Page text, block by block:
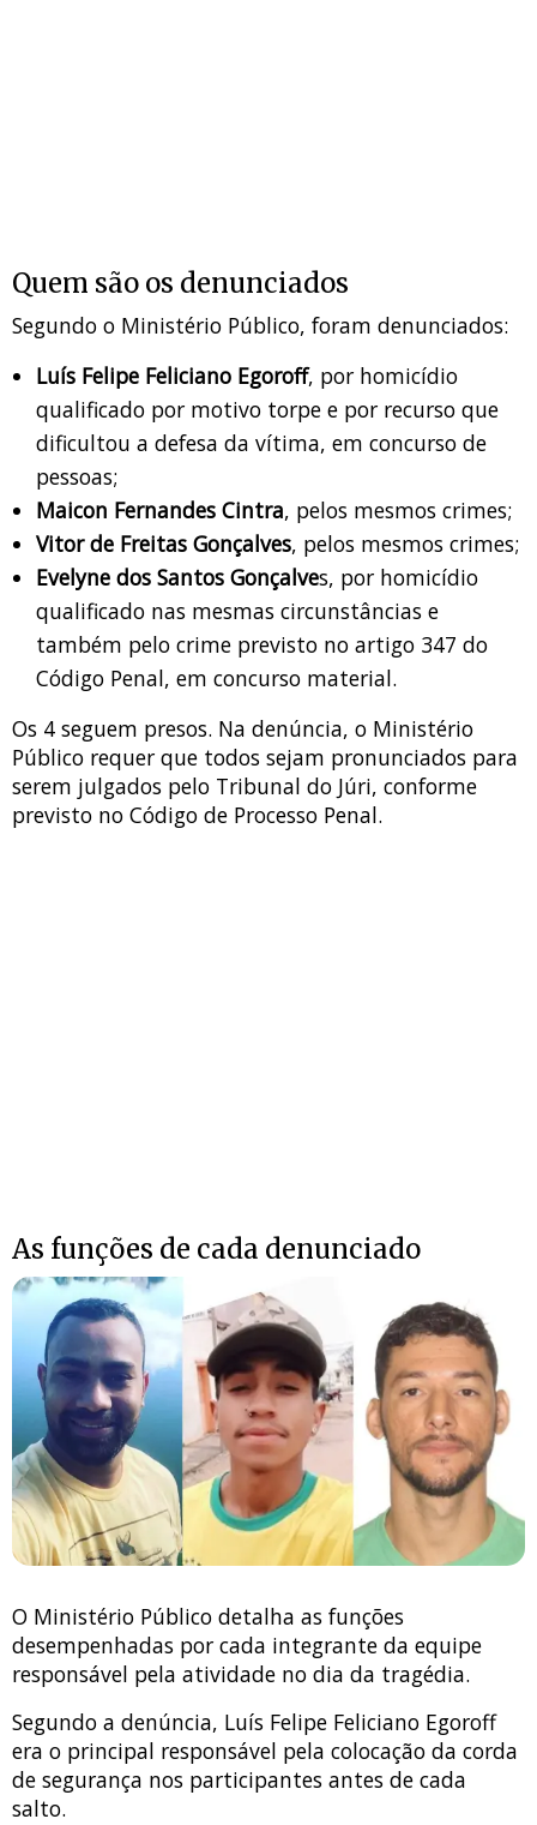
Quem são os denunciados
Segundo o Ministério Público, foram denunciados:
Luís Felipe Feliciano Egoroff, por homicídio
qualificado por motivo torpe e por recurso que
dificultou a defesa da vítima, em concurso de
pessoas;
Maicon Fernandes Cintra, pelos mesmos crimes;
Vitor de Freitas Gonçalves, pelos mesmos crimes;
Evelyne dos Santos Gonçalves, por homicídio
qualificado nas mesmas circunstâncias e
também pelo crime previsto no artigo 347 do
Código Penal, em concurso material.
Os 4 seguem presos. Na denúncia, o Ministério
Público requer que todos sejam pronunciados para
serem julgados pelo Tribunal do Júri, conforme
previsto no Código de Processo Penal.
As funções de cada denunciado
O Ministério Público detalha as funções
desempenhadas por cada integrante da equipe
responsável pela atividade no dia da tragédia.
Segundo a denúncia, Luís Felipe Feliciano Egoroff
era o principal responsável pela colocação da corda
de segurança nos participantes antes de cada
salto.